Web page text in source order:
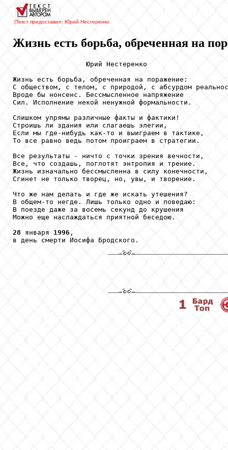
(Текст предоставил: Юрий Нестеренко
Жизнь есть борьба, обреченная на
                  Юрий Нестеренко
Жизнь есть борьба, обреченная на поражение:
С обществом, с телом, с природой, с абсурдом
Вроде бы нонсенс. Бессмысленное напряжение
Сил. Исполнение некой ненужной формальности.
Слишком упрямы различные факты и фактики!
Строишь ли здания или слагаешь элегии,
Если мы где-нибудь как-то и выиграем в тактике,
То все равно ведь потом проиграем в стратегии.
Все результаты - ничто с точки зрения вечности,
Все, что создашь, поглотят энтропия и трение.
Жизнь изначально бессмысленна в силу конечности,
Сгинет не только творец, но, увы, и творение.
Что же нам делать и где же искать утешения?
В общем-то негде. Лишь только одно и поведаю:
В поезде даже за восемь секунд до крушения
Можно еще наслаждаться приятной беседою.
28 января 1996 ,
в день смерти Иосифа Бродского.